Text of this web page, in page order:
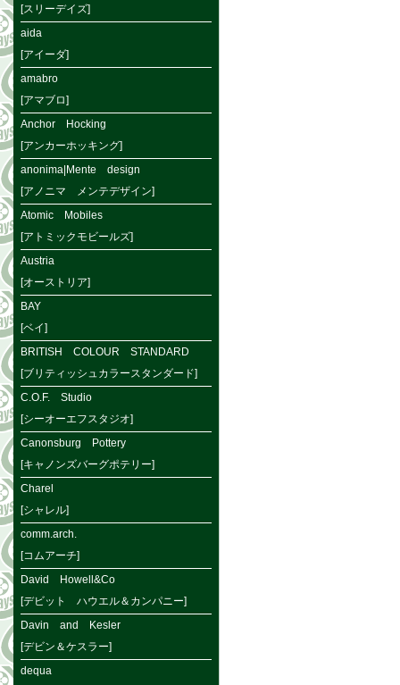
[スリーデイズ]
aida
[アイーダ]
amabro
[アマブロ]
Anchor Hocking
[アンカーホッキング]
anonima|Mente design
[アノニマ メンテデザイン]
Atomic Mobiles
[アトミックモビールズ]
Austria
[オーストリア]
BAY
[ベイ]
BRITISH COLOUR STANDARD
[ブリティッシュカラースタンダード]
C.O.F. Studio
[シーオーエフスタジオ]
Canonsburg Pottery
[キャノンズバーグポテリー]
Charel
[シャレル]
comm.arch.
[コムアーチ]
David Howell&Co
[デビット ハウエル＆カンパニー]
Davin and Kesler
[デビン＆ケスラー]
dequa